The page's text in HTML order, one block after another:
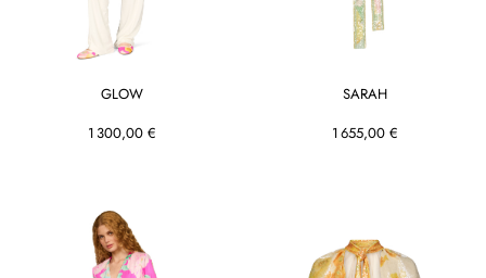
GLOW
1 300,00 €
SARAH
1 655,00 €